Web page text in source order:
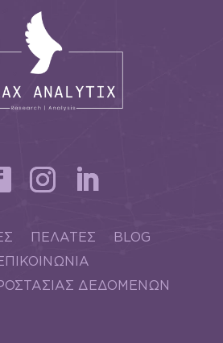
ΠΕΛΑΤΕΣ
BLOG
ΔΕΔΟΜΕΝΩΝ